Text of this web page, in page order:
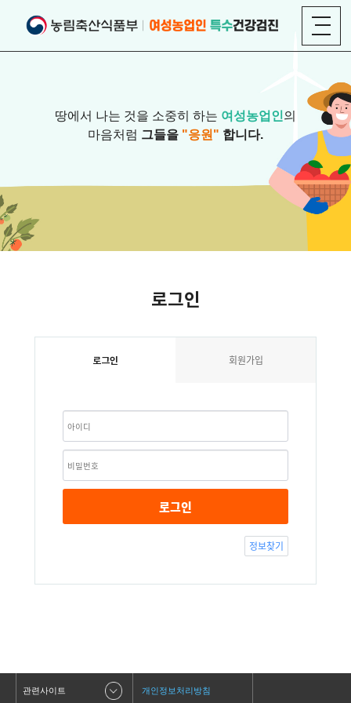
땅에서 나는 것을 소중히 하는 여성농업인의
마음처럼 그들을 "응원" 합니다.
로그인
로그인 회원가입
로그인
정보찾기
관련사이트 개인정보처리방침